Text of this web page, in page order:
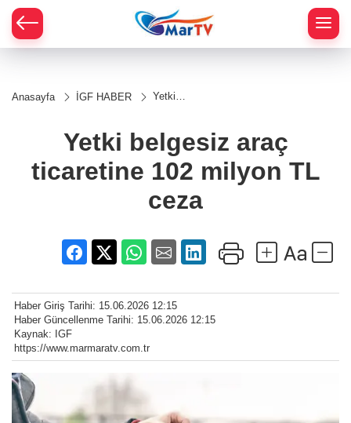
Anasayfa İGF HABER
Yetki
ticaretine
102
milyon
TL ceza
Yetki belgesiz araç
ticaretine 102 milyon TL
ceza
Haber Giriş Tarihi: 15.06.2026 12:15
Haber Güncellenme Tarihi: 15.06.2026 12:15
Kaynak: IGF
https://www.marmaratv.com.tr